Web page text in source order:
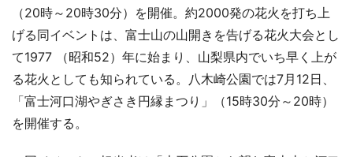
（20時～20時30分）を開催。約2000発の花火を打ち上
げる同イベントは、富士山の山開きを告げる花火大会とし
て1977 （昭和52）年に始まり、山梨県内でいち早く上が
る花火としても知られている。八木崎公園では7月12日、
「富士河口湖やぎさき円縁まつり」（15時30分～20時）
を開催する。